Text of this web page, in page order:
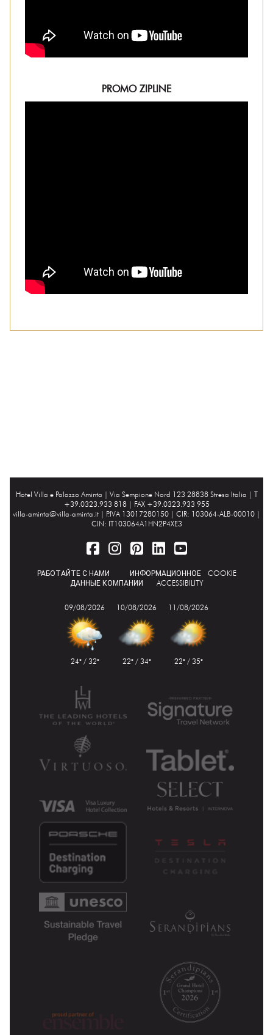
PROMO ZIPLINE
Hotel Villa e Palazzo Aminta | Via Sempione Nord 123 28838 Stresa Italia | T
+39.0323.933 818 | FAX +39.0323.933 955
villa-aminta@villa-aminta.it | P.IVA 13017280150 | CIR: 103064-ALB-00010 |
CIN: IT103064A1HN2P4XE3
РАБОТАЙТЕ С НАМИ ИНФОРМАЦИОННОЕ
COOKIE
ДАННЫЕ КОМПАНИИ
ACCESSIBILITY
09/08/2026
24° / 32°
10/08/2026
22° / 34°
11/08/2026
22° / 35°